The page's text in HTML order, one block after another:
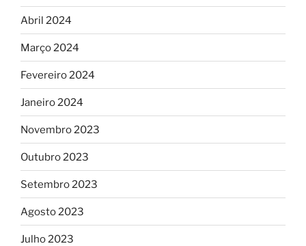
Abril 2024
Março 2024
Fevereiro 2024
Janeiro 2024
Novembro 2023
Outubro 2023
Setembro 2023
Agosto 2023
Julho 2023